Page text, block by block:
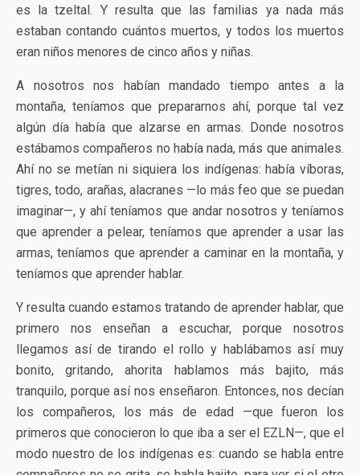
es la tzeltal. Y resulta que las familias ya nada más
estaban contando cuántos muertos, y todos los muertos
eran niños menores de cinco años y niñas.
A nosotros nos habían mandado tiempo antes a la
montaña, teníamos que prepararnos ahí, porque tal vez
algún día había que alzarse en armas. Donde nosotros
estábamos compañeros no había nada, más que animales.
Ahí no se metían ni siquiera los indígenas: había víboras,
tigres, todo, arañas, alacranes —lo más feo que se puedan
imaginar—, y ahí teníamos que andar nosotros y teníamos
que aprender a pelear, teníamos que aprender a usar las
armas, teníamos que aprender a caminar en la montaña, y
teníamos que aprender hablar.
Y resulta cuando estamos tratando de aprender hablar, que
primero nos enseñan a escuchar, porque nosotros
llegamos así de tirando el rollo y hablábamos así muy
bonito, gritando, ahorita hablamos más bajito, más
tranquilo, porque así nos enseñaron. Entonces, nos decían
los compañeros, los más de edad —que fueron los
primeros que conocieron lo que iba a ser el EZLN—, que el
modo nuestro de los indígenas es: cuando se habla entre